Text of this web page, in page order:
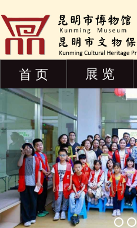
首 页 展 览